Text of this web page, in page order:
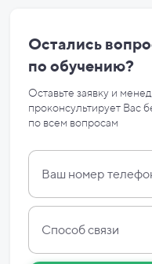
Остались
по обучению?
Оставьте заявку и
проконсультирует Вас
по всем вопросам
Способ связи